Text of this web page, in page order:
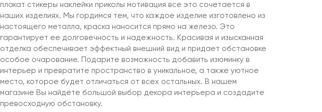
плакат стикеры наклейки приколы мотивация все это сочетается в
наших изделиях. Мы гордимся тем, что каждое изделие изготовлено из
настоящего металла, краска наносится прямо на железо. Это
гарантирует ее долговечность и надежность. Красивая и изысканная
отделка обеспечивает эффектный внешний вид и придает обстановке
особое очарование. Подарите возможность добавить изюминку в
интерьер и превратите пространство в уникальное, а также уютное
место, которое будет отличаться от всех остальных. В нашем
магазине Вы найдёте большой выбор декора интерьера и создадите
превосходную обстановку.